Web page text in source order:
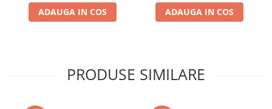
ADAUGA IN COS ADAUGA IN COS
PRODUSE SIMILARE